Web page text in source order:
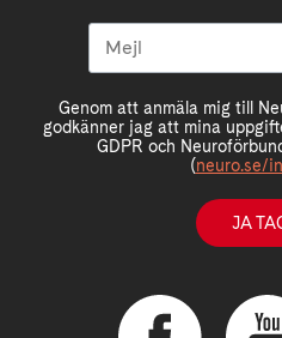
Genom att anmäla mig till
godkänner jag att mina
GDPR och
(neuro.se/
JA